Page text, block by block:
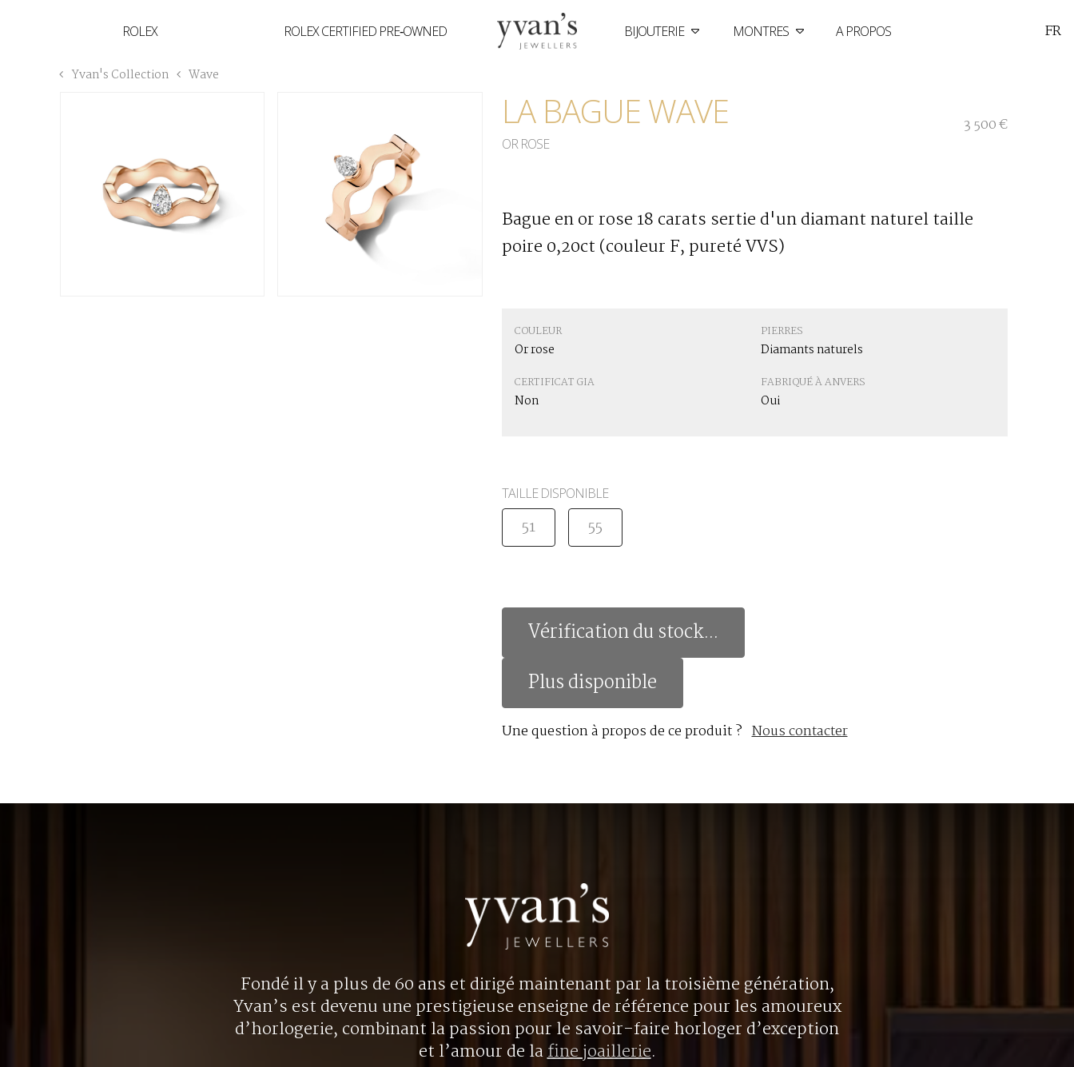
ROLEX ROLEX CERTIFIED PRE‑OWNED BIJOUTERIE
BUCCELLATI
MONTRES A PROPOS FR
Yvan's Collection Wave
LA BAGUE WAVE
OR ROSE
3 500 €
Bague en or rose 18 carats sertie d'un diamant naturel taille
poire 0,20ct (couleur F, pureté VVS)
COULEUR
Or rose
PIERRES
Diamants naturels
CERTIFICAT GIA
Non
FABRIQUÉ À ANVERS
Oui
TAILLE DISPONIBLE
51 55
Vérification du stock...
Plus disponible
Une question à propos de ce produit ? Nous contacter
Fondé il y a plus de 60 ans et dirigé maintenant par la troisième génération,
Yvan’s est devenu une prestigieuse enseigne de référence pour les amoureux
d’horlogerie, combinant la passion pour le savoir-faire horloger d’exception
et l’amour de lafine joaillerie.